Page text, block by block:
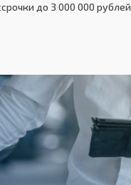
до 3 000 000 рублей